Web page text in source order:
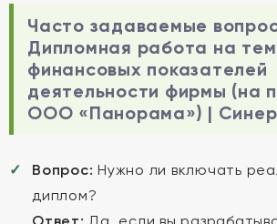
Часто задаваемые
Дипломная работа на
финансовых показателей
деятельности фирмы (на
ООО «Панорама») |
Вопрос: Нужно ли включать
диплом?